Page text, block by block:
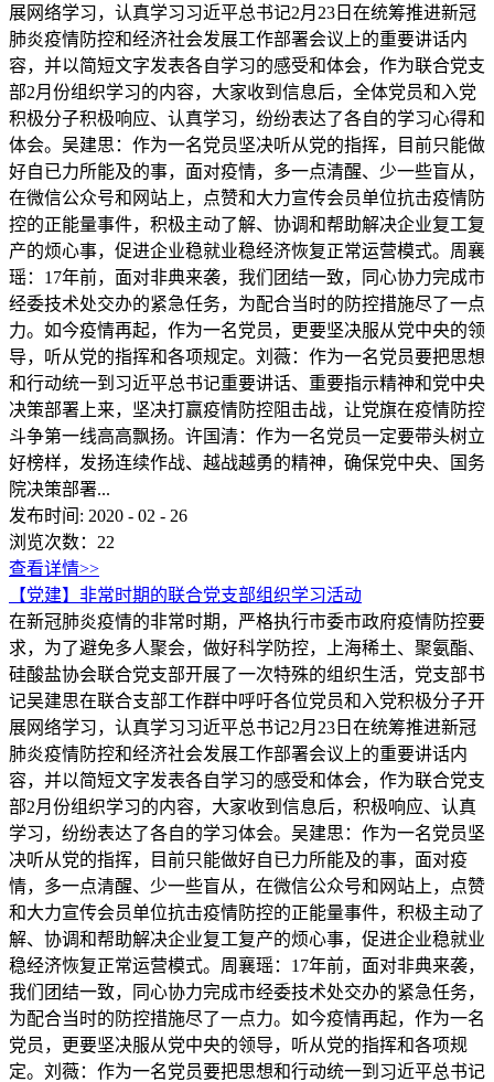
展网络学习，认真学习习近平总书记2月23日在统筹推进新冠
肺炎疫情防控和经济社会发展工作部署会议上的重要讲话内
容，并以简短文字发表各自学习的感受和体会，作为联合党支
部2月份组织学习的内容，大家收到信息后，全体党员和入党
积极分子积极响应、认真学习，纷纷表达了各自的学习心得和
体会。吴建思：作为一名党员坚决听从党的指挥，目前只能做
好自已力所能及的事，面对疫情，多一点清醒、少一些盲从，
在微信公众号和网站上，点赞和大力宣传会员单位抗击疫情防
控的正能量事件，积极主动了解、协调和帮助解决企业复工复
产的烦心事，促进企业稳就业稳经济恢复正常运营模式。周襄
瑶：17年前，面对非典来袭，我们团结一致，同心协力完成市
经委技术处交办的紧急任务，为配合当时的防控措施尽了一点
力。如今疫情再起，作为一名党员，更要坚决服从党中央的领
导，听从党的指挥和各项规定。刘薇：作为一名党员要把思想
和行动统一到习近平总书记重要讲话、重要指示精神和党中央
决策部署上来，坚决打赢疫情防控阻击战，让党旗在疫情防控
斗争第一线高高飘扬。许国清：作为一名党员一定要带头树立
好榜样，发扬连续作战、越战越勇的精神，确保党中央、国务
院决策部署...
发布时间: 2020 - 02 - 26
浏览次数： 22
查看详情>>
【党建】非常时期的联合党支部组织学习活动
在新冠肺炎疫情的非常时期，严格执行市委市政府疫情防控要
求，为了避免多人聚会，做好科学防控，上海稀土、聚氨酯、
硅酸盐协会联合党支部开展了一次特殊的组织生活，党支部书
记吴建思在联合支部工作群中呼吁各位党员和入党积极分子开
展网络学习，认真学习习近平总书记2月23日在统筹推进新冠
肺炎疫情防控和经济社会发展工作部署会议上的重要讲话内
容，并以简短文字发表各自学习的感受和体会，作为联合党支
部2月份组织学习的内容，大家收到信息后，积极响应、认真
学习，纷纷表达了各自的学习体会。吴建思：作为一名党员坚
决听从党的指挥，目前只能做好自已力所能及的事，面对疫
情，多一点清醒、少一些盲从，在微信公众号和网站上，点赞
和大力宣传会员单位抗击疫情防控的正能量事件，积极主动了
解、协调和帮助解决企业复工复产的烦心事，促进企业稳就业
稳经济恢复正常运营模式。周襄瑶：17年前，面对非典来袭，
我们团结一致，同心协力完成市经委技术处交办的紧急任务，
为配合当时的防控措施尽了一点力。如今疫情再起，作为一名
党员，更要坚决服从党中央的领导，听从党的指挥和各项规
定。刘薇：作为一名党员要把思想和行动统一到习近平总书记